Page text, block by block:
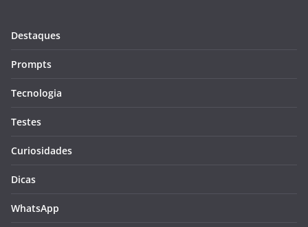
Destaques
Prompts
Tecnologia
Testes
Curiosidades
Dicas
WhatsApp